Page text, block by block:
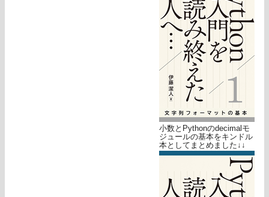
小数とPythonのdecimalモ
ジュールの基本をキンドル
本としてまとめました↓↓